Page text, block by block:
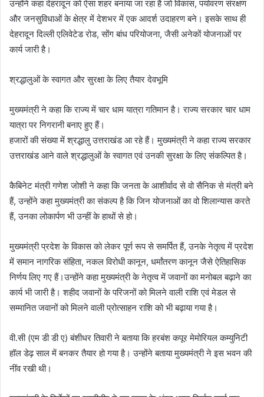
उन्होंने कहा देहरादून को ऐसा शहर बनाया जा रहा है जो विकास, पर्यावरण संरक्षण
और जनसुविधाओं के क्षेत्र में देशभर में एक आदर्श उदाहरण बने। इसके साथ ही
देहरादून दिल्ली एलिवेटेड रोड, सोंग बांध परियोजना, जैसी अनेकों योजनाओं पर
कार्य जारी है।
श्रद्धालुओं के स्वागत और सुरक्षा के लिए तैयार देवभूमि
मुख्यमंत्री ने कहा कि राज्य में चार धाम यात्रा गतिमान है। राज्य सरकार चार धाम
यात्रा पर निगरानी बनाए हुए हैं।
हजारों की संख्या में श्रद्धालु उत्तराखंड आ रहे हैं। मुख्यमंत्री ने कहा राज्य सरकार
उत्तराखंड आने वाले श्रद्धालुओं के स्वागत एवं उनकी सुरक्षा के लिए संकल्पित है।
कैबिनेट मंत्री गणेश जोशी ने कहा कि जनता के आशीर्वाद से वो सैनिक से मंत्री बने
हैं, उन्होंने कहा मुख्यमंत्री का संकल्प है कि जिन योजनाओं का वो शिलान्यास करते
हैं, उनका लोकार्पण भी उन्हीं के हाथों से हो।
मुख्यमंत्री प्रदेश के विकास को लेकर पूर्ण रूप से समर्पित हैं, उनके नेतृत्व में प्रदेश
में समान नागरिक संहिता, नकल विरोधी कानून, धर्मांतरण कानून जैसे ऐतिहासिक
निर्णय लिए गए हैं।उन्होंने कहा मुख्यमंत्री के नेतृत्व में जवानों का मनोबल बढ़ाने का
कार्य भी जारी है। शहीद जवानों के परिजनों को मिलने वाली राशि एवं मेडल से
सम्मानित जवानों को मिलने वाली प्रोत्साहन राशि को भी बढ़ाया गया है।
वी.सी (एम डी डी ए) बंशीधर तिवारी ने बताया कि हरबंश कपूर मेमोरियल कम्युनिटी
हॉल डेढ़ साल में बनकर तैयार हो गया है। उन्होंने बताया मुख्यमंत्री ने इस भवन की
नींव रखी थी।